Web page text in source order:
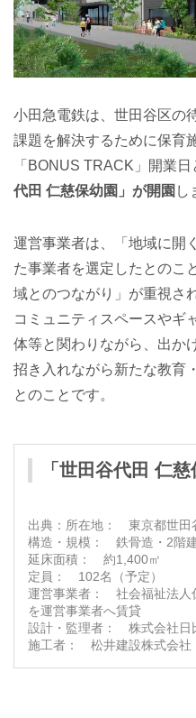
小田急電鉄は、世田谷区の
課題を解決するために保育
「BONUS TRACK」開業日
代田 仁慈保幼園」が開園 し
運営事業者は、「地域に開
た事業者を選定したとのこ
域とのつながり」が重視さ
コミュニティスペースやギ
体等と関わりながら、出か
招き入れながら新たな教育
とのことです。
「世田谷代田 仁
所在地： 東京都世田
構造・規模： 鉄骨造・2階
延床面積： 約1,400㎡
定員： 102名（予定）
運営事業者： 社会福祉法人
を運営事業者へ賃貸
設計・監理者： 株式会社日
施工者： 松井建設株式会社